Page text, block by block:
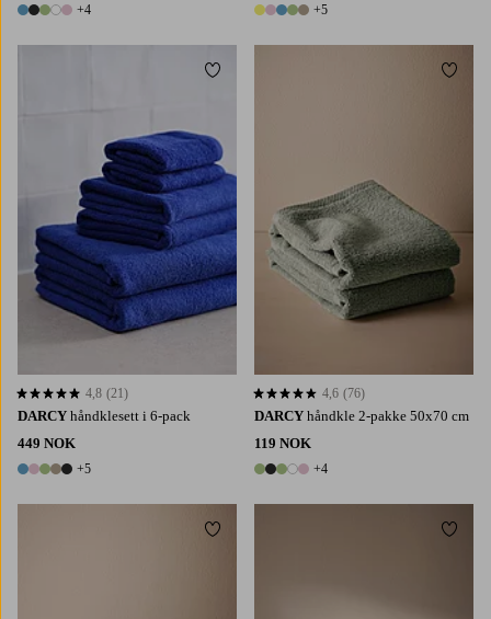
9 farger
+4
10 farger
+5
DARCY håndklesett i 6-pack
449 NOK
10 farger
+5
4,8 basert på 21 karaktergivninger
4,8 (21)
Legg til favoritter
DARCY håndkle 2-pakke 50x70 cm
119 NOK
9 farger
+4
4,6 basert på 76 karaktergivninger
4,6 (76)
Legg
Legg til favoritter Legg